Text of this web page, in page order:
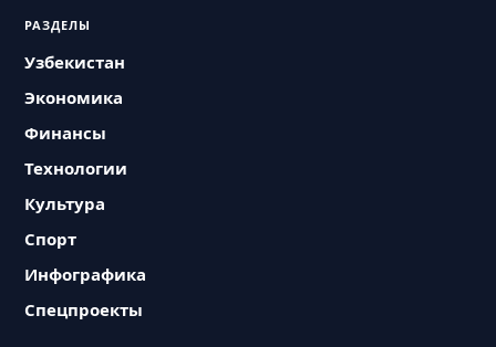
РАЗДЕЛЫ
Узбекистан
Экономика
Финансы
Технологии
Культура
Спорт
Инфографика
Спецпроекты